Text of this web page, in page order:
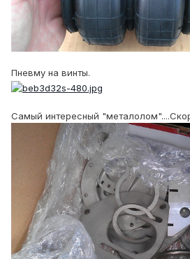
Пневму на винты.
Самый интересный